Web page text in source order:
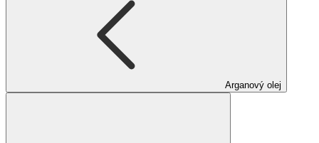
Arganový olej